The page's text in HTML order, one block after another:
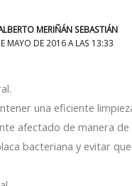
MERIÑÁN SEBASTIÁN
MAYO DE 2016 A LAS 13:33
una eficiente
afectado de manera
bacteriana y evitar